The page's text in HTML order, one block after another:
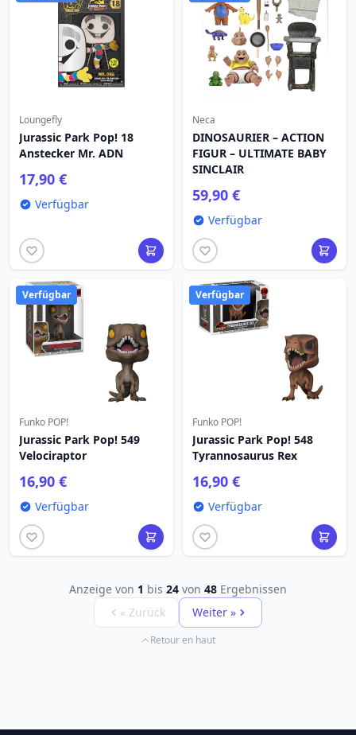
Loungefly
Jurassic Park Pop! 18
Anstecker Mr. ADN
17,90 €
Verfügbar
Neca
DINOSAURIER – ACTION
FIGUR – ULTIMATE BABY
SINCLAIR
59,90 €
Verfügbar
Verfügbar
Funko POP!
Jurassic Park Pop! 549
Velociraptor
16,90 €
Verfügbar
Verfügbar
Funko POP!
Jurassic Park Pop! 548
Tyrannosaurus Rex
16,90 €
Verfügbar
Anzeige von 1 bis 24 von 48 Ergebnissen
« Zurück
Weiter »
Retour en haut